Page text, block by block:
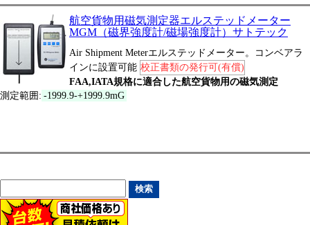
航空貨物用磁気測定器エルステッドメーター
MGM（磁界強度計/磁場強度計）サトテック
Air Shipment Meterエルステッドメーター。コンベアラ
インに設置可能 校正書類の発行可(有償)
FAA,IATA規格に適合した航空貨物用の磁気測定
測定範囲: -1999.9-+1999.9mG